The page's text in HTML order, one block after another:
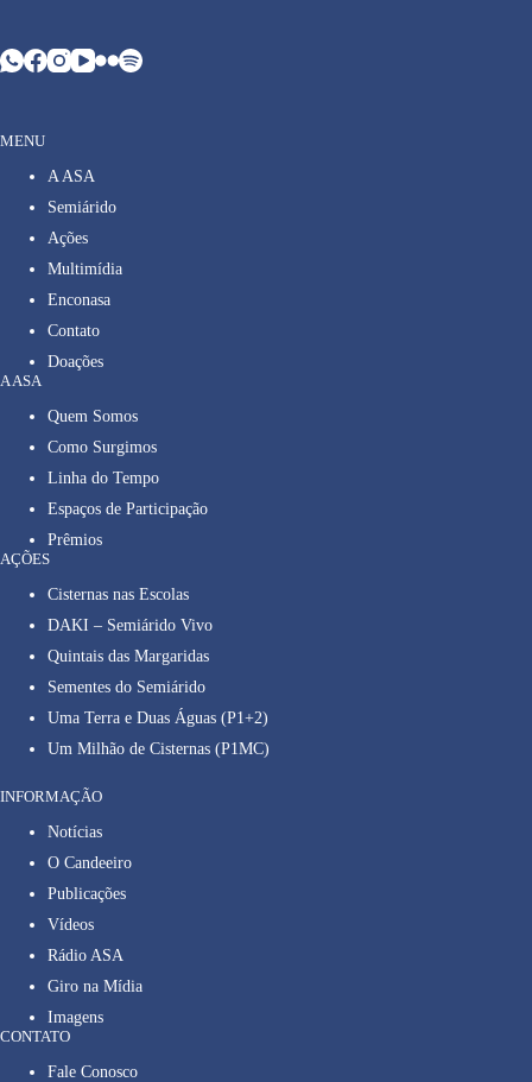
MENU
A ASA
Semiárido
Ações
Multimídia
Enconasa
Contato
Doações
A ASA
Quem Somos
Como Surgimos
Linha do Tempo
Espaços de Participação
Prêmios
AÇÕES
Cisternas nas Escolas
DAKI – Semiárido Vivo
Quintais das Margaridas
Sementes do Semiárido
Uma Terra e Duas Águas (P1+2)
Um Milhão de Cisternas (P1MC)
INFORMAÇÃO
Notícias
O Candeeiro
Publicações
Vídeos
Rádio ASA
Giro na Mídia
Imagens
CONTATO
Fale Conosco